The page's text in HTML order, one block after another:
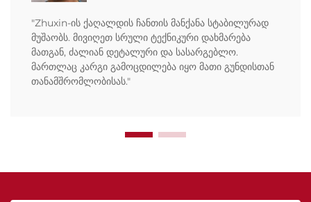
"Zhuxin-ის ქაღალდის ჩანთის მანქანა სტაბილურად
მუშაობს. მივიღეთ სრული ტექნიკური დახმარება
მათგან, ძალიან დეტალური და სასარგებლო.
მართლაც კარგი გამოცდილება იყო მათი გუნდისთან
თანამშრომლობისას."